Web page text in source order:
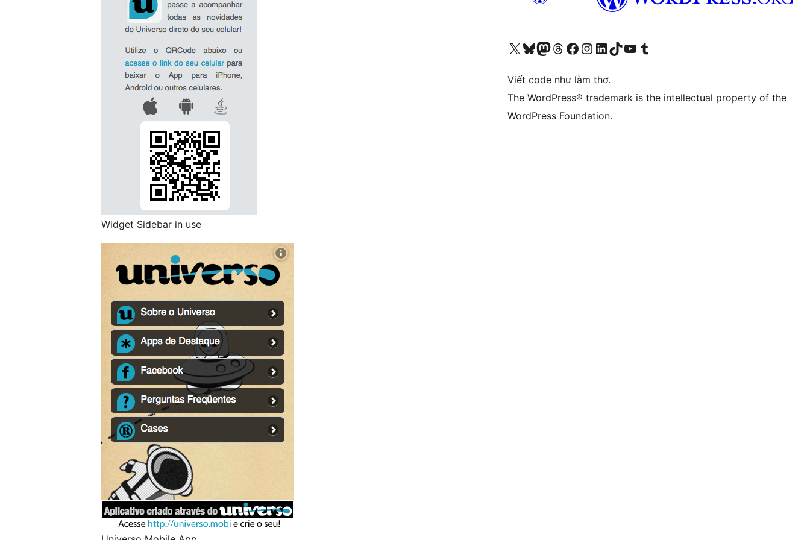
Widget Sidebar in use
Truy cập tài khoản X (trước đây là Twitter) của chúng tôiVisit our Bluesky account
Visit our Mastodon account
Visit our Threads account
Xem trang Facebook của chúng tôiTruy cập tài khoản Instagram của chúng tôiTruy cập tài khoản LinkedIn của chúng tôiVisit our TikTok account
Truy cập kênh YouTube của chúng tôi Visit our Tumblr account
Viết code như làm thơ.
The WordPress® trademark is the intellectual property of the
WordPress Foundation.